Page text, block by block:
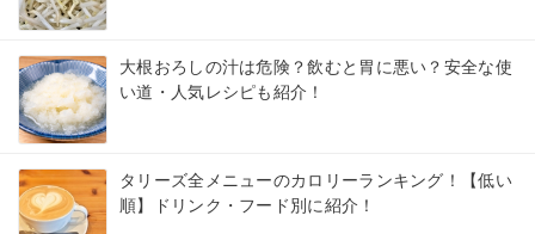
大根おろしの汁は危険？飲むと胃に悪い？安全な使
い道・人気レシピも紹介！
タリーズ全メニューのカロリーランキング！【低い
順】ドリンク・フード別に紹介！